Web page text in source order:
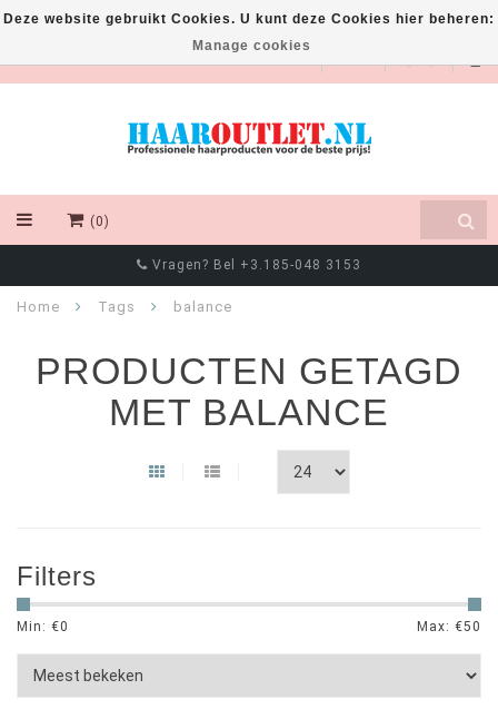
EUR
(0)
Vragen? Bel +3.185-048 3153
Home Tags balance
PRODUCTEN GETAGD
MET BALANCE
Filters
Min: €0 Max: €50
Deze website gebruikt Cookies. U kunt deze Cookies hier beheren:
Manage cookies